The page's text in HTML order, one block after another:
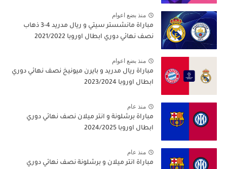
منذ بضع اعوام
مباراة مانشستر سيتي و ريال مدريد 4-3 ذهاب
نصف نهائي دوري ابطال اوروبا 2021/2022
منذ بضع اعوام
مباراة ريال مدريد و بايرن ميونيخ نصف نهائي دوري
ابطال اوروبا 2023/2024
منذ عام
مباراة برشلونة و انتر ميلان نصف نهائي دوري
ابطال اوروبا 2024/2025
منذ عام
مباراة انتر ميلان و برشلونة نصف نهائي دوري